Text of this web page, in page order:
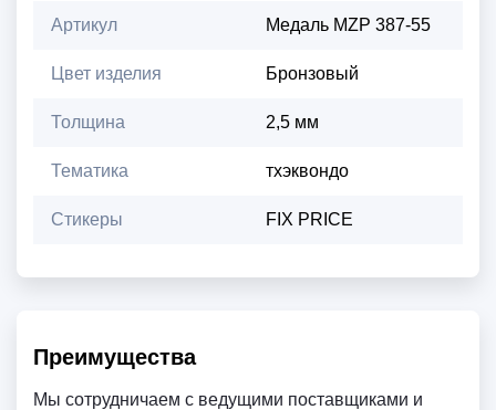
Артикул Медаль MZP 387-55
Цвет изделия Бронзовый
Толщина 2,5 мм
Тематика тхэквондо
Стикеры FIX PRICE
Преимущества
Мы сотрудничаем с ведущими поставщиками и